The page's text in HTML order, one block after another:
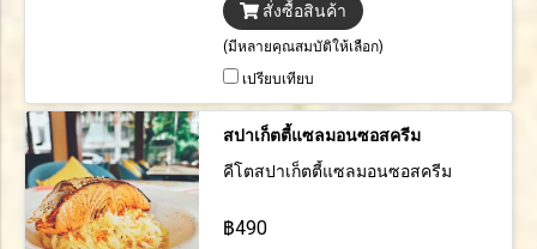
สั่งซื้อสินค้า
(มีหลายคุณสมบัติให้เลือก)
เปรียบเทียบ
สปาเก็ตตี้แซลมอนซอสครีม
คีโตสปาเก็ตตี้แซลมอนซอสครีม
฿490